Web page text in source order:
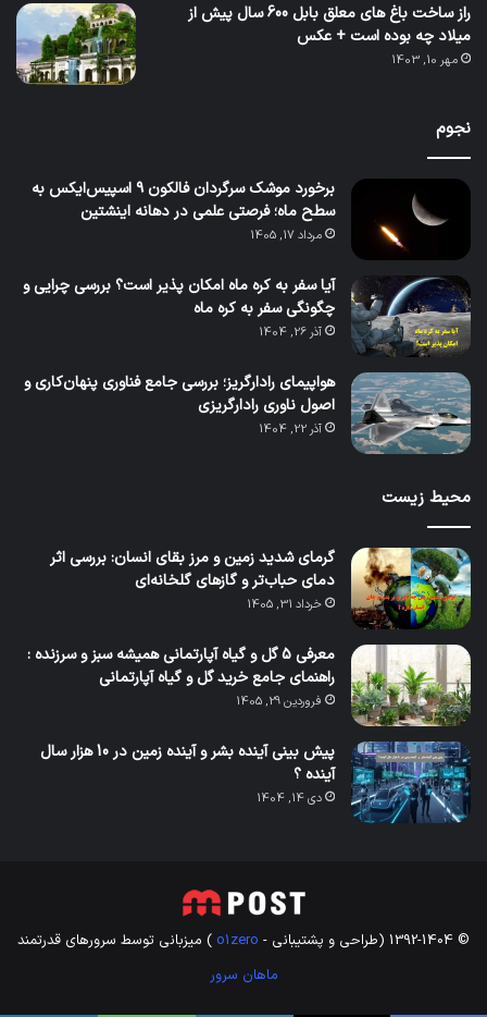
راز ساخت باغ های معلق بابل 600 سال پیش از
میلاد چه بوده است + عکس
مهر 10, 1403
نجوم
برخورد موشک سرگردان فالکون ۹ اسپیس‌ایکس به
سطح ماه؛ فرصتی علمی در دهانه اینشتین
مرداد 17, 1405
آیا سفر به کره ماه امکان پذیر است؟ بررسی چرایی و
چگونگی سفر به کره ماه
آذر 26, 1404
هواپیمای رادارگریز؛ بررسی جامع فناوری پنهان‌کاری و
اصول ناوری رادارگریزی
آذر 22, 1404
محیط زیست
گرمای شدید زمین و مرز بقای انسان: بررسی اثر
دمای حباب‌تر و گازهای گلخانه‌ای
خرداد 31, 1405
معرفی 5 گل و گیاه آپارتمانی همیشه سبز و سرزنده :
راهنمای جامع خرید گل و گیاه آپارتمانی
فروردین 29, 1405
پیش بینی آینده بشر و آینده زمین در 10 هزار سال
آینده ؟
دی 14, 1404
© 1392-1404 (طراحی و پشتیبانی - o1zero ) میزبانی توسط سرورهای قدرتمند
ماهان سرور